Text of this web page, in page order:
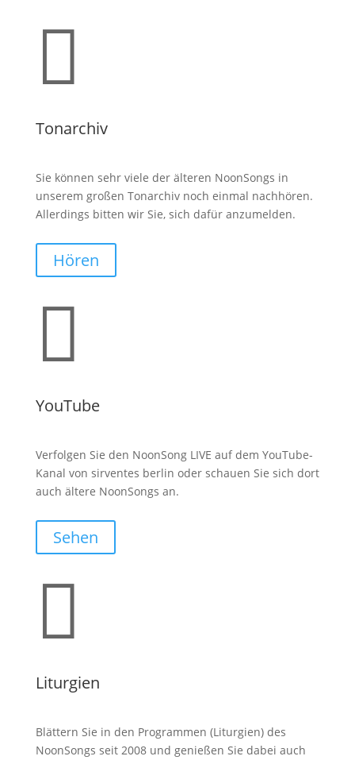

Tonarchiv
Sie können sehr viele der älteren NoonSongs in
unserem großen Tonarchiv noch einmal nachhören.
Allerdings bitten wir Sie, sich dafür anzumelden.
Hören

YouTube
Verfolgen Sie den NoonSong LIVE auf dem YouTube-
Kanal von sirventes berlin oder schauen Sie sich dort
auch ältere NoonSongs an.
Sehen

Liturgien
Blättern Sie in den Programmen (Liturgien) des
NoonSongs seit 2008 und genießen Sie dabei auch